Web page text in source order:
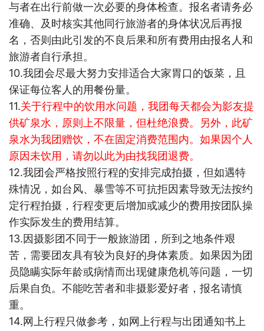
与者在出行前做一次必要的身体检查。报名者请务必
准确、及时核实其他同行旅游者的身体状况后再报
名，否则由此引发的不良后果和所有费用由报名人和
旅游者自行承担。
10.我团会尽最大努力安排适合大家胃口的饭菜，且
保证每位客人的用餐份量。
11.关于行程中的饮用水问题，我团每天都会为影友提
供矿泉水，原则上不限量，但杜绝浪费。另外，此矿
泉水为我团赠饮，不在固定消费范围内。如果因个人
原因未饮用，请勿以此为由找我团退费。
12.我团会严格按照行程的安排完成拍摄，但如遇特
殊情况，如台风、暴雪等不可抗拒因素导致无法按约
定行程拍摄，行程变更后增加或减少的费用按团队操
作实际发生的费用结算。
13.因摄影团不同于一般旅游团，所到之地条件艰
苦，需要团友具有较为良好的身体素质。如果因为团
员隐瞒实际年龄或病情而出现健康危机等问题，一切
后果自负。不能吃苦者和非摄影爱好者，报名请慎
重。
14.网上行程只做参考，如网上行程与出团通知书上